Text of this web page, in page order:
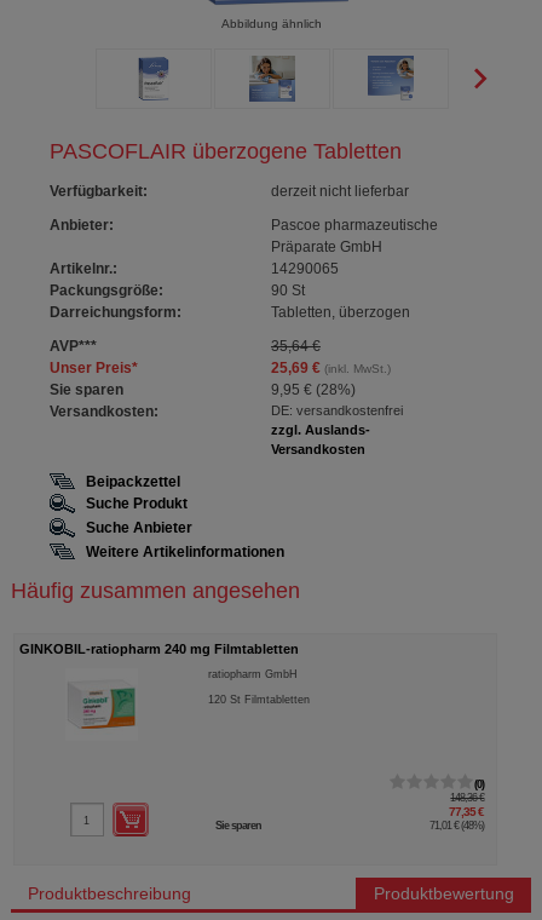
PASCOFLAIR überzogene Tabletten
Verfügbarkeit:
derzeit nicht lieferbar
Anbieter:
Pascoe pharmazeutische
Präparate GmbH
Artikelnr.:
14290065
Packungsgröße:
90 St
Darreichungsform:
Tabletten, überzogen
AVP***
35,64 €
Unser Preis* 25,69 €(inkl. MwSt.)
Sie sparen 9,95 € (28%)
Versandkosten:
DE: versandkostenfrei
zzgl. Auslands-
Versandkosten
Abbildung ähnlich
Beipackzettel
Suche Produkt
Suche Anbieter
Weitere Artikelinformationen
Häufig zusammen angesehen
GINKOBIL-ratiopharm 240 mg Filmtabletten
ratiopharm GmbH
120St Filmtabletten
0
148,36 €
77,35 €
Sie sparen 71,01 € (48%)
Produktbeschreibung Produktbewertung